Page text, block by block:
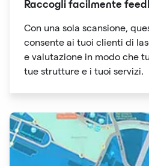
Raccogli facilmente
Con una sola scansione,
consente ai tuoi clienti di
e valutazione in modo che
tue strutture e i tuoi servizi.